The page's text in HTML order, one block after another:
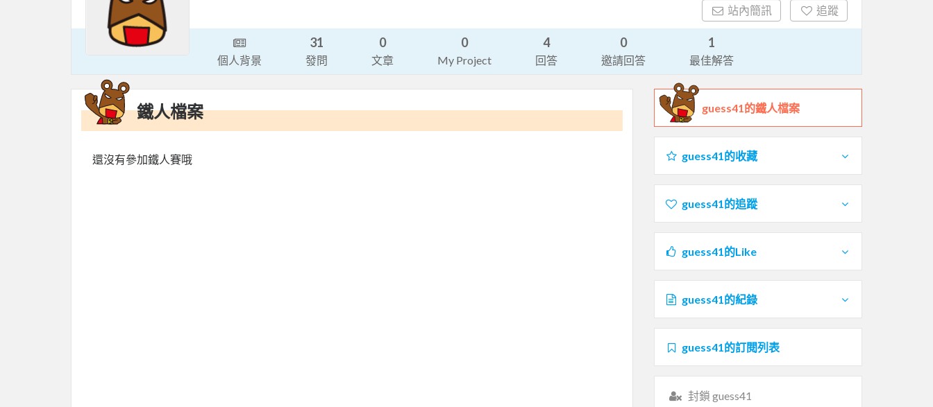
站內簡訊 追蹤
個人背景
31
發問
0
文章
0
My Project
4
回答
0
邀請回答
1
最佳解答
鐵人檔案
還沒有參加鐵人賽哦
guess41的鐵人檔案
guess41的收藏
guess41的追蹤
guess41的Like
guess41的紀錄
guess41的訂閱列表
封鎖 guess41